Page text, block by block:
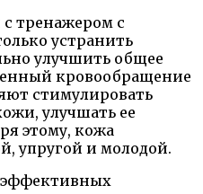
тренажером с
устранить
улучшить общее
кровообращение
стимулировать
улучшать ее
этому, кожа
упругой и молодой.
эффективных